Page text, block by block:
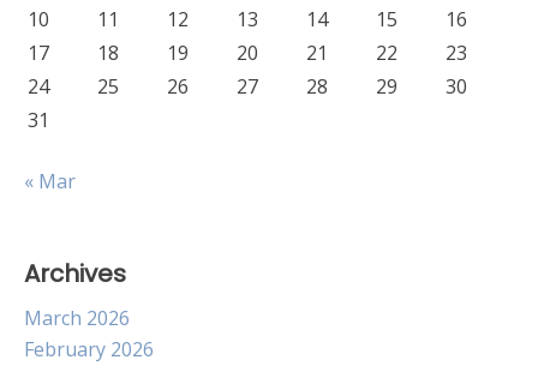
10
11 12 13 14 15
16
17
18 19 20 21 22
23
24
25 26 27 28 29
30
31
« Mar
Archives
March 2026
February 2026